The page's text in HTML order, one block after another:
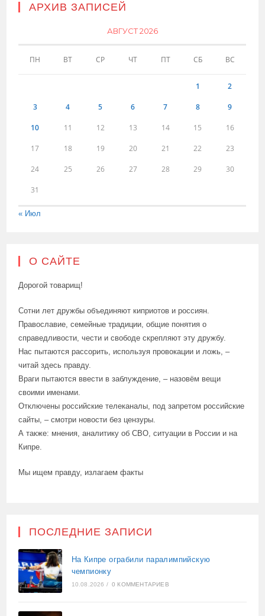
АРХИВ ЗАПИСЕЙ
АВГУСТ 2026
ПН ВТ СР ЧТ ПТ СБ ВС
1 2
3 4 5 6 7 8 9
10 11 12 13 14 15 16
17 18 19 20 21 22 23
24 25 26 27 28 29 30
31
« Июл
О САЙТЕ
Дорогой товарищ!
Сотни лет дружбы объединяют киприотов и россиян.
Православие, семейные традиции, общие понятия о
справедливости, чести и свободе скрепляют эту дружбу.
Нас пытаются рассорить, используя провокации и ложь, –
читай здесь правду.
Враги пытаются ввести в заблуждение, – назовём вещи
своими именами.
Отключены российские телеканалы, под запретом российские
сайты, – смотри новости без цензуры.
А также: мнения, аналитику об СВО, ситуации в России и на
Кипре.
Мы ищем правду, излагаем факты
ПОСЛЕДНИЕ ЗАПИСИ
На Кипре ограбили паралимпийскую
чемпионку
10.08.2026 / 0 КОММЕНТАРИЕВ